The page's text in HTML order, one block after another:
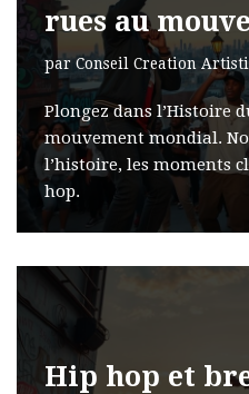
rues au
parConseil Creation
Plongez dans l’Histoire
mouvement mondial.
l’histoire, les moments
hop.
Hip hop et